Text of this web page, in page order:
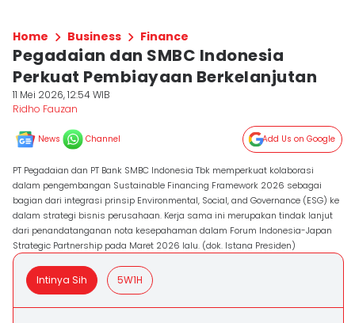
Home Business Finance
Pegadaian dan SMBC Indonesia
Perkuat Pembiayaan Berkelanjutan
11 Mei 2026, 12:54 WIB
Ridho Fauzan
News Channel Add Us on Google
PT Pegadaian dan PT Bank SMBC Indonesia Tbk memperkuat kolaborasi
dalam pengembangan Sustainable Financing Framework 2026 sebagai
bagian dari integrasi prinsip Environmental, Social, and Governance (ESG) ke
dalam strategi bisnis perusahaan. Kerja sama ini merupakan tindak lanjut
dari penandatanganan nota kesepahaman dalam Forum Indonesia-Japan
Strategic Partnership pada Maret 2026 lalu. (dok. Istana Presiden)
Intinya Sih 5W1H